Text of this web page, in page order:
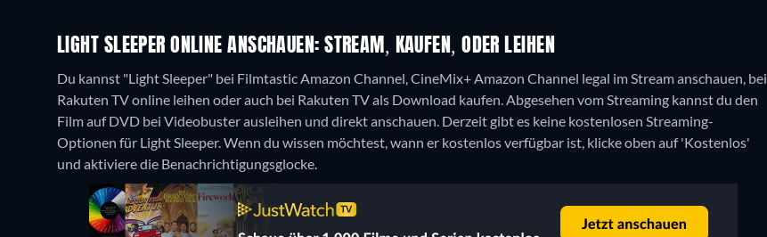
LIGHT SLEEPER ONLINE ANSCHAUEN: STREAM, KAUFEN, ODER LEIHEN
Du kannst "Light Sleeper" bei Filmtastic Amazon Channel, CineMix+ Amazon Channel legal im Stream anschauen, bei
Rakuten TV online leihen oder auch bei Rakuten TV als Download kaufen.Abgesehen vom Streaming kannst du den
Film auf DVD bei Videobuster ausleihen und direkt anschauen. Derzeit gibt es keine kostenlosen Streaming-
Optionen für Light Sleeper. Wenn du wissen möchtest, wann er kostenlos verfügbar ist, klicke oben auf 'Kostenlos'
und aktiviere die Benachrichtigungsglocke.